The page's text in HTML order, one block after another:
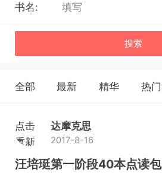
书名:
搜索
全部 最新 精华 热门
点击
重新
加载
达摩克思
2017-8-16
汪培珽第一阶段40本点读包